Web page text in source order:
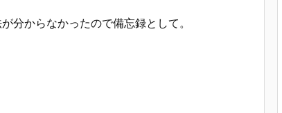
分からなかったので備忘録として。